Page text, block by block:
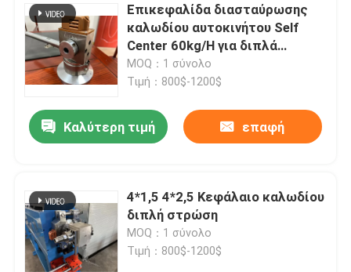
Επικεφαλίδα διασταύρωσης
καλωδίου αυτοκινήτου Self
Center 60kg/H για διπλά
στρώματα PVC
MOQ：1 σύνολο
Τιμή：800$-1200$
Καλύτερη τιμή επαφή
4*1,5 4*2,5 Κεφάλαιο καλωδίου
διπλή στρώση
MOQ：1 σύνολο
Τιμή：800$-1200$